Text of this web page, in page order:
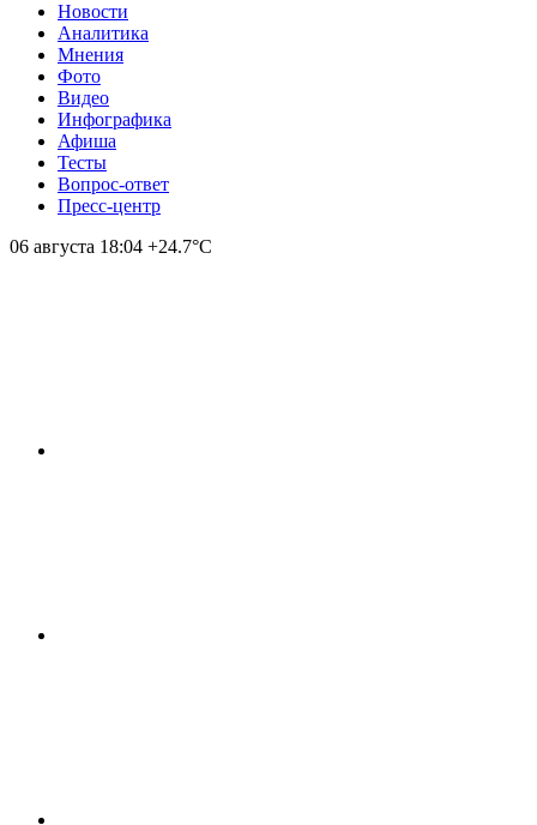
Новости
Аналитика
Мнения
Фото
Видео
Инфографика
Афиша
Тесты
Вопрос-ответ
Пресс-центр
06 августа 18:04 +24.7°С